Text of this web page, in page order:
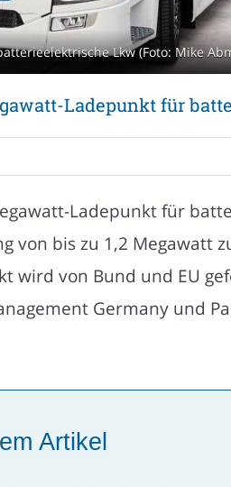
Lkw (Foto: Mike
Ladepunkt für
Ladepunkt für
von bis zu 1,2 Megawatt
wird von Bund und EU
Germany und
Artikel